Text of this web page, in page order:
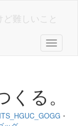
難しいこと
Toggle
る。
・